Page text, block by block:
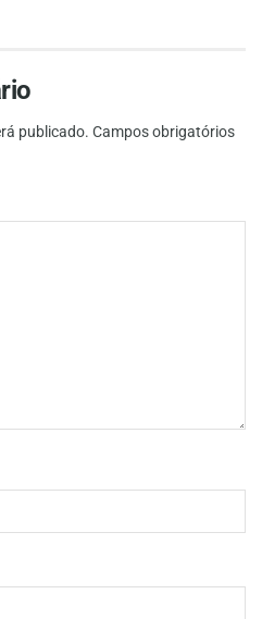
publicado. Campos obrigatórios